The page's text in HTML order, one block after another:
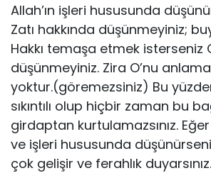
Allah’ın işleri hususunda
Zatı hakkında düşün­meyiniz;
Hakkı temaşa etmek isterseniz
düşün­meyiniz. Zira O’nu
yoktur.(göremezsiniz) Bu
sıkın­tılı olup hiçbir zaman bu
girdaptan kurtulamazsınız. Eğer
ve işleri hususunda
çok gelişir ve ferahlık